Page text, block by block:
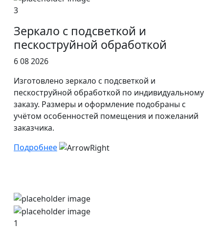
3
Зеркало с подсветкой и
пескоструйной обработкой
6 08 2026
Изготовлено зеркало с подсветкой и
пескоструйной обработкой по индивидуальному
заказу. Размеры и оформление подобраны с
учётом особенностей помещения и пожеланий
заказчика.
Подробнее
1